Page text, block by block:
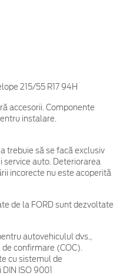
215/55 R17 94H
accesorii. Componente
instalare.
trebuie să se facă exclusiv
service auto. Deteriorarea
incorecte nu este acoperită
de la FORD sunt dezvoltate
autovehiculul dvs.,
confirmare (COC).
cu sistemul de
ISO 9001